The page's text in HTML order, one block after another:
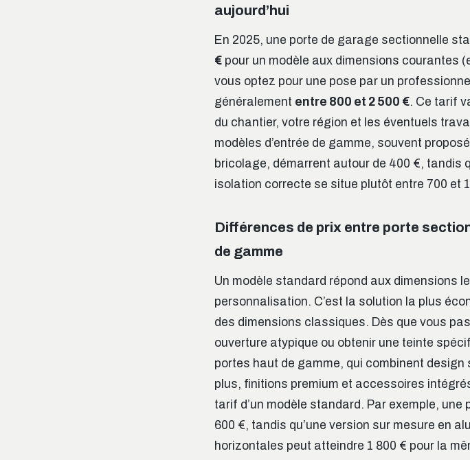
aujourd’hui
En 2025, une porte de garage sectionnelle
€ pour un modèle aux dimensions courantes
vous optez pour une pose par un
généralement entre 800 et 2 500 €. Ce tarif
du chantier, votre région et les éventuels
modèles d’entrée de gamme, souvent
bricolage, démarrent autour de 400 €, tandis
isolation correcte se situe plutôt entre 700 et
Différences de prix entre porte
de gamme
Un modèle standard répond aux dimensions
personnalisation. C’est la solution la plus
des dimensions classiques. Dès que vous
ouverture atypique ou obtenir une teinte
portes haut de gamme, qui combinent
plus, finitions premium et accessoires
tarif d’un modèle standard. Par exemple,
600 €, tandis qu’une version sur mesure en
horizontales peut atteindre 1 800 € pour la